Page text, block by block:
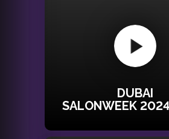
DUBAI
SALONWEEK